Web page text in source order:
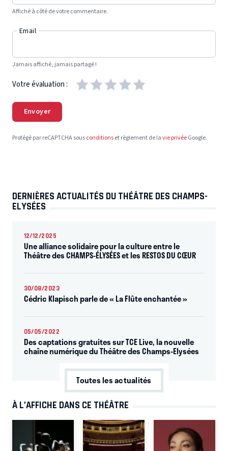
Affiché à côté de votre commentaire.
Email
Jamais affiché, jamais partagé !
Votre évaluation :
Envoyer
Protégé par reCAPTCHA sousconditionset règlement de lavie privéeGoogle.
DERNIÈRES ACTUALITÉS DU THÉÂTRE DES CHAMPS-
ELYSÉES
12/12/2025
Une alliance solidaire pour la culture entre le
Théâtre des CHAMPS-ÉLYSÉES et les RESTOS DU CŒUR
30/08/2023
Cédric Klapisch parle de « La Flûte enchantée »
05/05/2022
Des captations gratuites sur TCE Live, la nouvelle
chaîne numérique du Théâtre des Champs-Elysées
Toutes les actualités
À L’AFFICHE DANS CE THÉÂTRE